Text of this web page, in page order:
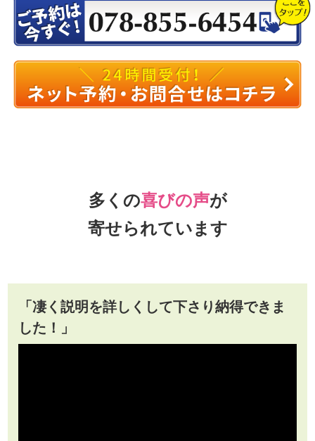
多くの喜びの声が
寄せられています
「凄く説明を詳しくして下さり納得できま
した！」